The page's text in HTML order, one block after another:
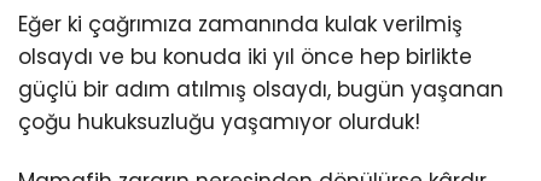
Eğer ki çağrımıza zamanında kulak verilmiş
olsaydı ve bu konuda iki yıl önce hep birlikte
güçlü bir adım atılmış olsaydı, bugün yaşanan
çoğu hukuksuzluğu yaşamıyor olurduk!